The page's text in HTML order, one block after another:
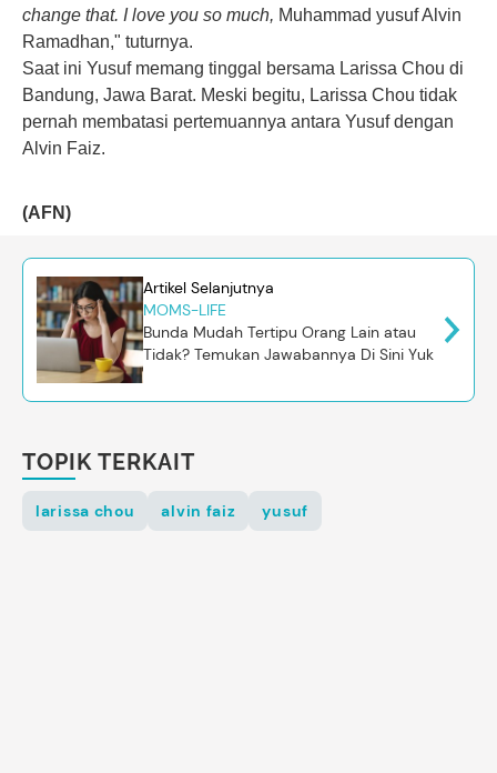
change that. I love you so much, Muhammad yusuf Alvin
Ramadhan," tuturnya.
Saat ini Yusuf memang tinggal bersama Larissa Chou di
Bandung, Jawa Barat. Meski begitu, Larissa Chou tidak
pernah membatasi pertemuannya antara Yusuf dengan
Alvin Faiz.
(AFN)
Artikel Selanjutnya
MOMS-LIFE
Bunda Mudah Tertipu Orang Lain atau
Tidak? Temukan Jawabannya Di Sini Yuk
TOPIK TERKAIT
larissa chou alvin faiz yusuf